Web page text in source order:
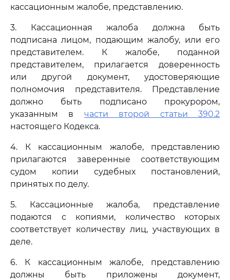
кассационным жалобе, представлению.
3. Кассационная жалоба должна быть
подписана лицом, подающим жалобу, или его
представителем. К жалобе, поданной
представителем, прилагается доверенность
или другой документ, удостоверяющие
полномочия представителя. Представление
должно быть подписано прокурором,
указанным в части второй статьи 390.2
настоящего Кодекса.
4. К кассационным жалобе, представлению
прилагаются заверенные соответствующим
судом копии судебных постановлений,
принятых по делу.
5. Кассационные жалоба, представление
подаются с копиями, количество которых
соответствует количеству лиц, участвующих в
деле.
6. К кассационным жалобе, представлению
должны быть приложены документ,